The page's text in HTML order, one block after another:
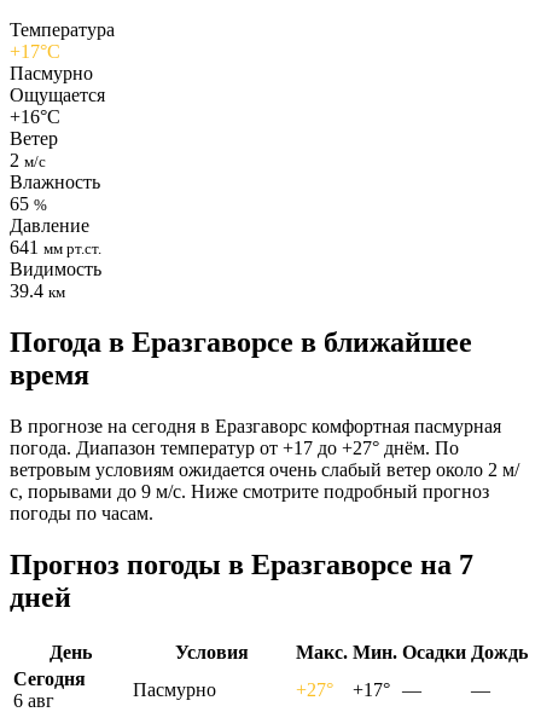
Температура
+17°C
Пасмурно
Ощущается
+16°C
Ветер
2 м/с
Влажность
65 %
Давление
641 мм рт.ст.
Видимость
39.4 км
Погода в Еразгаворсе в ближайшее
время
В прогнозе на сегодня в Еразгаворс комфортная пасмурная
погода. Диапазон температур от +17 до +27° днём. По
ветровым условиям ожидается очень слабый ветер около 2 м/
с, порывами до 9 м/с. Ниже смотрите подробный прогноз
погоды по часам.
Прогноз погоды в Еразгаворсе на 7
дней
День Условия Макс. Мин. Осадки Дождь
Сегодня
6 авг
Пасмурно +27° +17° —
—